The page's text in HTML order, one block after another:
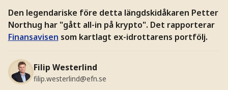
Den legendariske före detta längdskidåkaren Petter
Northug har "gått all-in på krypto". Det rapporterar
Finansavisen som kartlagt ex-idrottarens portfölj.
Filip Westerlind
filip.westerlind@efn.se